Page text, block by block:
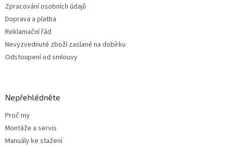
Zpracování osobních údajů
Doprava a platba
Reklamační řád
Nevyzvednuté zboží zaslané na dobírku
Odstoupení od smlouvy
Nepřehlédněte
Proč my
Montáže a servis
Manuály ke stažení